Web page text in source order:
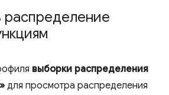
распределение
выборки распределения
для просмотра распределения